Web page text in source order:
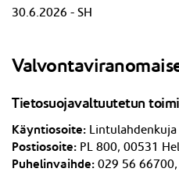
30.6.2026 - SH
Tietosuojavaltuutetun
Käyntiosoite: Lintulahdenkuja
Postiosoite: PL 800, 00531
Puhelinvaihde: 029 56 66700,